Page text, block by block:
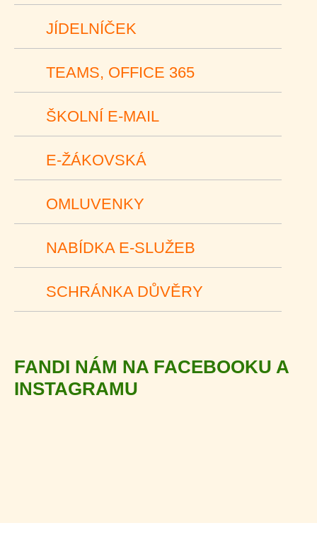
JÍDELNÍČEK
TEAMS, OFFICE 365
ŠKOLNÍ E-MAIL
E-ŽÁKOVSKÁ
OMLUVENKY
NABÍDKA E-SLUŽEB
SCHRÁNKA DŮVĚRY
FANDI NÁM NA FACEBOOKU A
INSTAGRAMU